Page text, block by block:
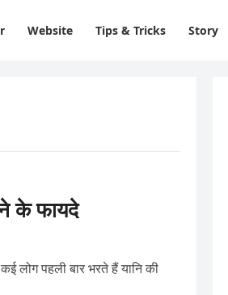
Website Tips & Tricks Story
के फायदे
पहली बार भरते हैं यानि की